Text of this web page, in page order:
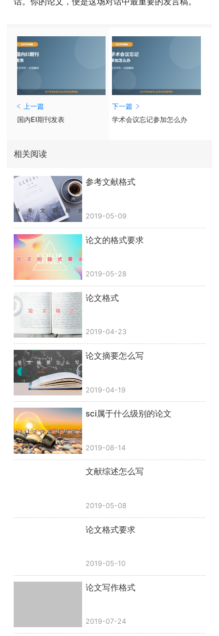
上一篇
国内EI期刊发表
下一篇
学术会议忘记参加怎么办
相关阅读
参考文献格式
2019-05-09
论文的格式要求
2019-05-28
论文格式
2019-04-23
论文摘要怎么写
2019-04-19
sci属于什么级别的论文
2019-08-14
文献综述怎么写
2019-05-08
论文格式要求
2019-05-10
论文写作格式
2019-07-24